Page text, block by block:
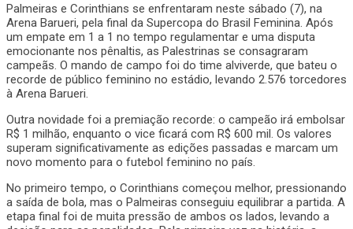
Palmeiras e Corinthians se enfrentaram neste sábado (7), na
Arena Barueri, pela final da Supercopa do Brasil Feminina. Após
um empate em 1 a 1 no tempo regulamentar e uma disputa
emocionante nos pênaltis, as Palestrinas se consagraram
campeãs. O mando de campo foi do time alviverde, que bateu o
recorde de público feminino no estádio, levando 2.576 torcedores
à Arena Barueri.
Outra novidade foi a premiação recorde: o campeão irá embolsar
R$ 1 milhão, enquanto o vice ficará com R$ 600 mil. Os valores
superam significativamente as edições passadas e marcam um
novo momento para o futebol feminino no país.
No primeiro tempo, o Corinthians começou melhor, pressionando
a saída de bola, mas o Palmeiras conseguiu equilibrar a partida. A
etapa final foi de muita pressão de ambos os lados, levando a